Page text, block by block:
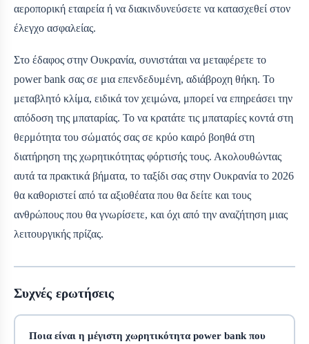
αεροπορική εταιρεία ή να διακινδυνεύσετε να κατασχεθεί στον
έλεγχο ασφαλείας.
Στο έδαφος στην Ουκρανία, συνιστάται να μεταφέρετε το
power bank σας σε μια επενδεδυμένη, αδιάβροχη θήκη. Το
μεταβλητό κλίμα, ειδικά τον χειμώνα, μπορεί να επηρεάσει την
απόδοση της μπαταρίας. Το να κρατάτε τις μπαταρίες κοντά στη
θερμότητα του σώματός σας σε κρύο καιρό βοηθά στη
διατήρηση της χωρητικότητας φόρτισής τους. Ακολουθώντας
αυτά τα πρακτικά βήματα, το ταξίδι σας στην Ουκρανία το 2026
θα καθοριστεί από τα αξιοθέατα που θα δείτε και τους
ανθρώπους που θα γνωρίσετε, και όχι από την αναζήτηση μιας
λειτουργικής πρίζας.
Συχνές ερωτήσεις
Ποια είναι η μέγιστη χωρητικότητα power bank που